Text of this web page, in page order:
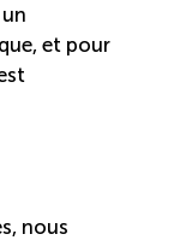
et pour
nous